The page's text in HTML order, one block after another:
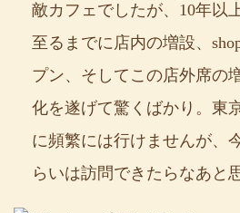
敵カフェでしたが、10年以
至るまでに店内の増設、
プン、そしてこの店外席の
化を遂げて驚くばかり。東
に頻繁には行けませんが、
らいは訪問できたらなあと